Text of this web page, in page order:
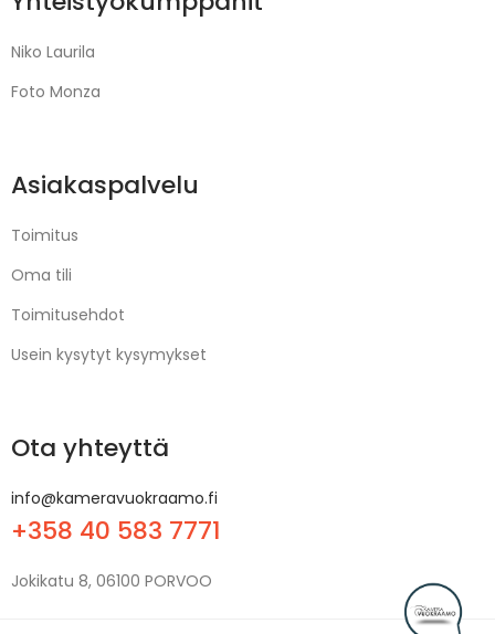
Niko Laurila
Foto Monza
Asiakaspalvelu
Toimitus
Oma tili
Toimitusehdot
Usein kysytyt kysymykset
Ota yhteyttä
info@kameravuokraamo.fi
+358 40 583 7771
Jokikatu 8, 06100 PORVOO